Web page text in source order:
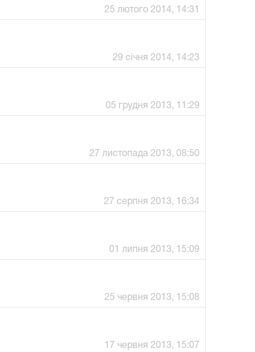
25 лютого 2014, 14:31
29 січня 2014, 14:23
05 грудня 2013, 11:29
27 листопада 2013, 08:50
27 серпня 2013, 16:34
01 липня 2013, 15:09
25 червня 2013, 15:08
17 червня 2013, 15:07